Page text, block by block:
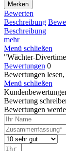
Merken
Bewerten
Beschreibung
Beschreibung
mehr
Menü schließen
"Wächter-
Bewertungen 0
Bewertungen
Menü schließen
Bewertung
Bewertungen